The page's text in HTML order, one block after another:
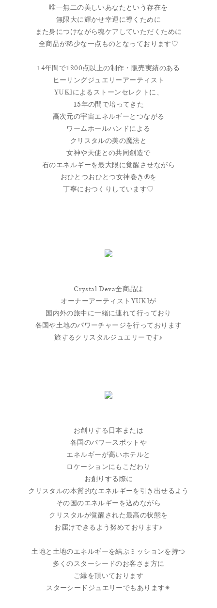
唯一無二の美しいあなたという存在を
無限大に輝かせ幸運に導くために
また身につけながら魂ケアしていただくために
全商品が稀少な一点ものとなっております♡
14年間で1200点以上の制作・販売実績のある
ヒーリングジュエリーアーティスト
YUKIによるストーンセレクトに、
15年の間で培ってきた
高次元の宇宙エネルギーとつながる
ワームホールハンドによる
クリスタルの美の魔法と
女神や天使との共同創造で
石のエネルギーを最大限に覚醒させながら
おひとつおひとつ女神巻き®を
丁寧におつくりしています♡
Crystal Deva全商品は
オーナーアーティストYUKIが
国内外の旅中に一緒に連れて行っており
各国や土地のパワーチャージを行っております
旅するクリスタルジュエリーです♪
お創りする日本または
各国のパワースポットや
エネルギーが高いホテルと
ロケーションにもこだわり
お創りする際に
クリスタルの本質的なエネルギーを引き出せるよう
その国のエネルギーを込めながら
クリスタルが覚醒された最高の状態を
お届けできるよう努めております♪
土地と土地のエネルギーを結ぶミッションを持つ
多くのスターシードのお客さま方に
ご縁を頂いております
スターシードジュエリーでもあります✴︎